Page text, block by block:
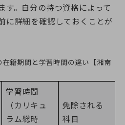
す。自分の持つ資格によって
に詳細を確認しておくことが
在籍期間と学習時間の違い【湘南
学習時間
（カリキュ
ラム総時
免除される
科目